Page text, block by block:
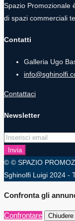
Spazio Promozionale
di spazi commerciali
Contatti
Galleria Ugo
Contattaci
Newsletter
Invia
© © SPAZIO
Sghinolfi Luigi 2024 -
Confronta gli
Confrontare Chiudere